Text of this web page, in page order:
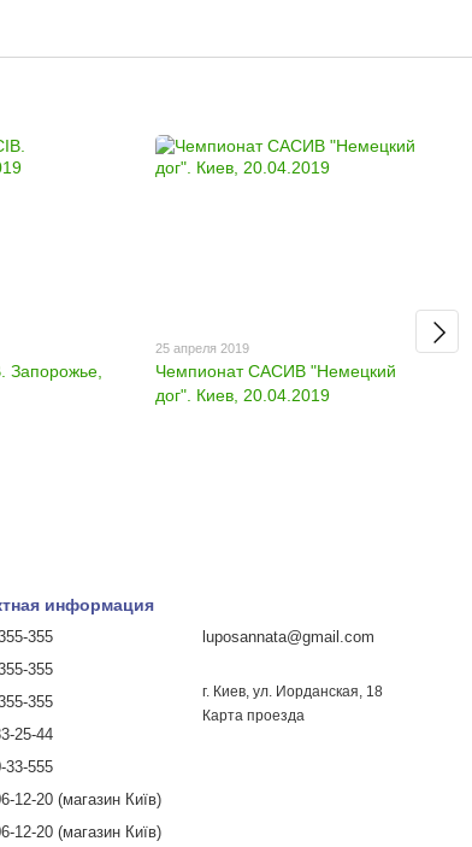
Запорожье,
25 апреля 2019
Чемпионат САСИВ "Немецкий
дог". Киев, 20.04.2019
информация
355
355
355
25-44
33-555
12-20 (магазин Київ)
12-20 (магазин Київ)
luposannata@gmail.com
г. Киев, ул. Иорданская, 18
Карта проезда